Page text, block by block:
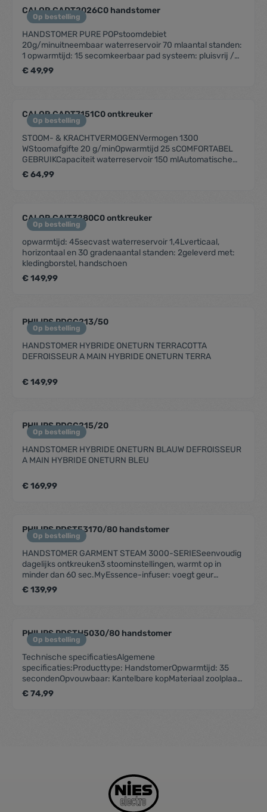
Op bestelling
CALOR CADT2026C0 handstomer
HANDSTOMER PURE POPstoomdebiet
20g/minuitneembaar waterreservoir 70 mlaantal standen:
1 opwarmtijd: 15 secomkeerbaar pad systeem: pluisvrij /
fluweelsnoer: 2m, travel bag
€ 49,99
Op bestelling
CALOR CADT7151C0 ontkreuker
STOOM- & KRACHTVERMOGENVermogen 1300
WStoomafgifte 20 g/minOpwarmtijd 25 sCOMFORTABEL
GEBRUIKCapaciteit waterreservoir 150 mlAutomatische
uitschakeling Nee Aan/uit-schakelaar Handbediening
Waterreservoir Uitneembaar Autonomie 8 minIndicator
ANDERE KENMERKENDoodt bacteriën Ja
€ 64,99
Op bestelling
CALOR CAIT3280C0 ontkreuker
opwarmtijd: 45secvast waterreservoir 1,4Lverticaal,
horizontaal en 30 gradenaantal standen: 2geleverd met:
kledingborstel, handschoen
€ 149,99
Op bestelling
PHILIPS PDGC213/50
HANDSTOMER HYBRIDE ONETURN TERRACOTTA
DEFROISSEUR A MAIN HYBRIDE ONETURN TERRA
€ 149,99
Op bestelling
PHILIPS PDGC215/20
HANDSTOMER HYBRIDE ONETURN BLAUW DEFROISSEUR
A MAIN HYBRIDE ONETURN BLEU
€ 169,99
Op bestelling
PHILIPS PDSTE3170/80 handstomer
HANDSTOMER GARMENT STEAM 3000-SERIESeenvoudig
dagelijks ontkreuken3 stoominstellingen, warmt op in
minder dan 60 sec.MyEssence-infuser: voegt geur
toeverwijdert geuren en doodt 99.9% van de baceri?
nstoomdebiet: 40gr/m, uitneembaar reservoir: 2L
€ 139,99
Op bestelling
PHILIPS PDSTH5030/80 handstomer
Technische specificatiesAlgemene
specificaties:Producttype: HandstomerOpwarmtijd: 35
secondenOpvouwbaar: Kantelbare kopMateriaal zoolplaat:
MetaalOntkalkingsfunctie: NeeAfneembaar waterreservoir:
JaCapaciteit waterreservoir: 120 ml en 200 mlVariabele
compatibiliteit:StyleMat: JaEtui / handschoen (2-in-1):
JaDuurzaamheid:Verpakking: 100% recyclebaar
€ 74,99